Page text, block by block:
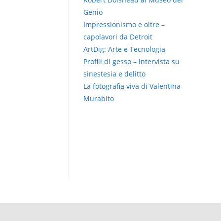
Genio
Impressionismo e oltre –
capolavori da Detroit
ArtDig: Arte e Tecnologia
Profili di gesso – intervista su
sinestesia e delitto
La fotografia viva di Valentina
Murabito